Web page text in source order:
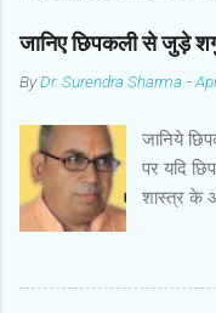
जानिए छिपकली से जुड़े
ByDr. Surendra Sharma -
जानिये
पर यदि
शास्त्र के
पाई
नस्ल को